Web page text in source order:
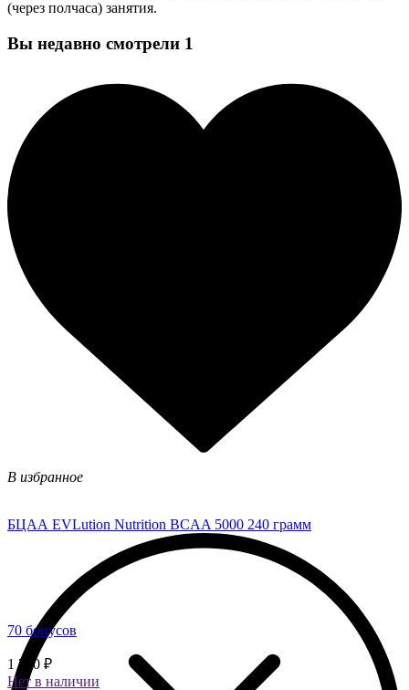
(через полчаса) занятия.
Вы недавно смотрели 1
В избранное
БЦАА EVLution Nutrition BCAA 5000 240 грамм
70 бонусов
1 750 ₽
Нет в наличии